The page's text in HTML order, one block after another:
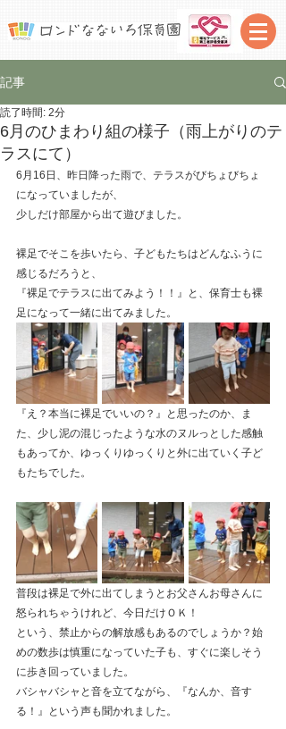
記事
6月のひまわり組の様子（雨上がりのテ
ラスにて）
読了時間: 2分
6月16日、昨日降った雨で、テラスがびちょびちょ
になっていましたが、
少しだけ部屋から出て遊びました。
裸足でそこを歩いたら、子どもたちはどんなふうに
感じるだろうと、
『裸足でテラスに出てみよう！！』と、保育士も裸
足になって一緒に出てみました。
『え？本当に裸足でいいの？』と思ったのか、ま
た、少し泥の混じったような水のヌルっとした感触
もあってか、ゆっくりゆっくりと外に出ていく子ど
もたちでした。
普段は裸足で外に出てしまうとお父さんお母さんに
怒られちゃうけれど、今日だけＯＫ！
という、禁止からの解放感もあるのでしょうか？始
めの数歩は慎重になっていた子も、すぐに楽しそう
に歩き回っていました。
バシャバシャと音を立てながら、『なんか、音す
る！』という声も聞かれました。